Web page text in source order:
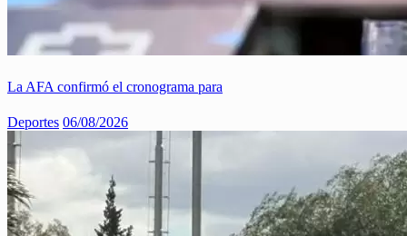
La AFA confirmó el cronograma para
Deportes 06/08/2026